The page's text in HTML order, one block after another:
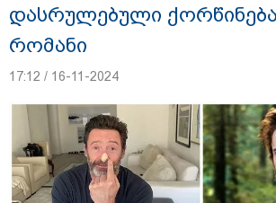
გიგა ავალიანის საქმეზე ნია
ანასტასია ბერუაშვილს
წარუდგინეს
დასრულებული
რომანი
17:12 / 16-11-2024